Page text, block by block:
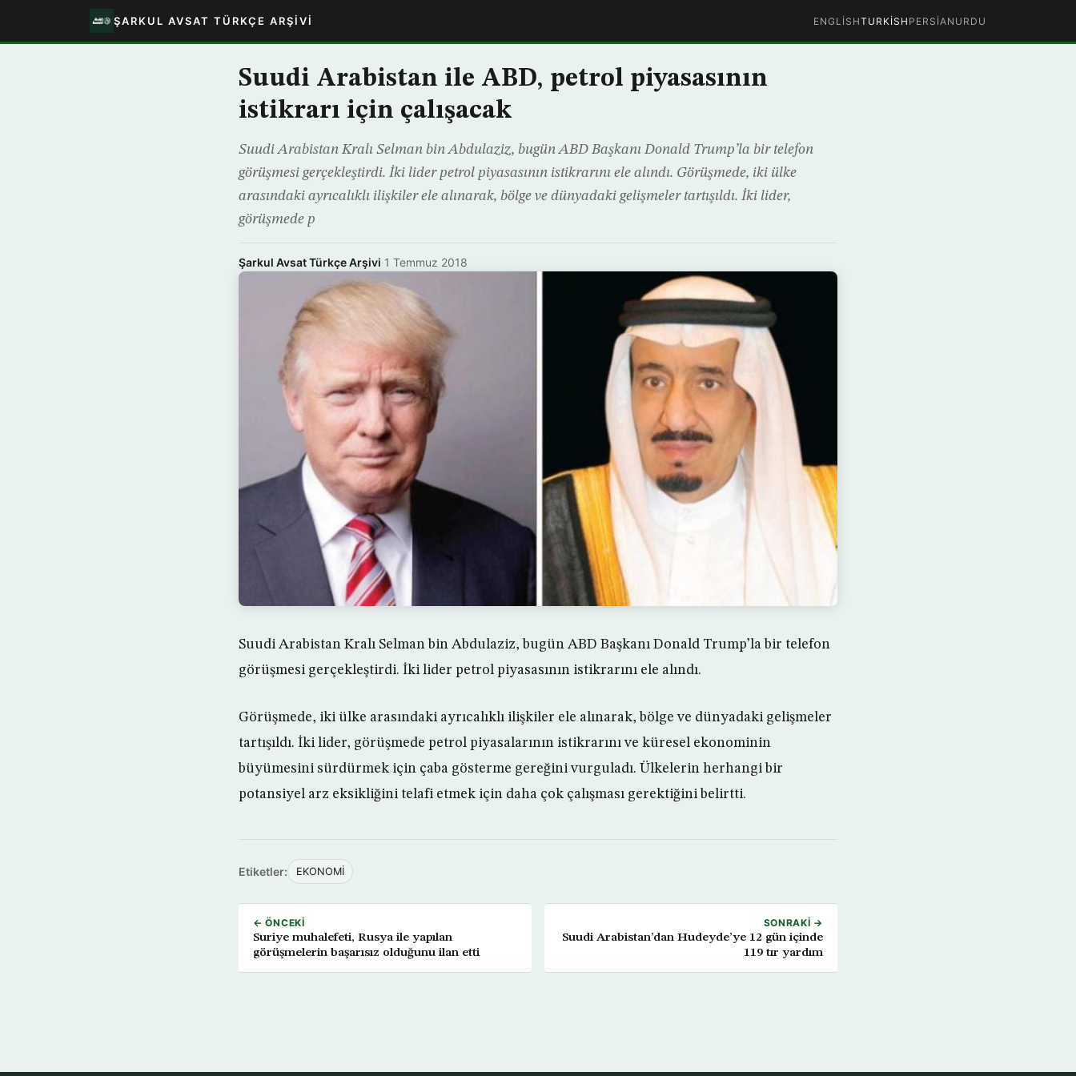
ŞARKUL AVSAT TÜRKÇE ARŞIVI ENGLISHTURKISH PERSIAN URDU
Suudi Arabistan ile ABD, petrol piyasasının
istikrarı için çalışacak
Suudi Arabistan Kralı Selman bin Abdulaziz, bugün ABD Başkanı Donald Trump’la bir telefon
görüşmesi gerçekleştirdi. İki lider petrol piyasasının istikrarını ele alındı. Görüşmede, iki ülke
arasındaki ayrıcalıklı ilişkiler ele alınarak, bölge ve dünyadaki gelişmeler tartışıldı. İki lider,
görüşmede p
Şarkul Avsat Türkçe Arşivi·1 Temmuz 2018
Suudi Arabistan Kralı Selman bin Abdulaziz, bugün ABD Başkanı Donald Trump’la bir telefon
görüşmesi gerçekleştirdi. İki lider petrol piyasasının istikrarını ele alındı.
Görüşmede, iki ülke arasındaki ayrıcalıklı ilişkiler ele alınarak, bölge ve dünyadaki gelişmeler
tartışıldı. İki lider, görüşmede petrol piyasalarının istikrarını ve küresel ekonominin
büyümesini sürdürmek için çaba gösterme gereğini vurguladı. Ülkelerin herhangi bir
potansiyel arz eksikliğini telafi etmek için daha çok çalışması gerektiğini belirtti.
Etiketler: EKONOMİ
← ÖNCEKI
Suriye muhalefeti, Rusya ile yapılan
görüşmelerin başarısız olduğunu ilan etti
SONRAKI →
Suudi Arabistan’dan Hudeyde’ye 12 gün içinde
119 tır yardım